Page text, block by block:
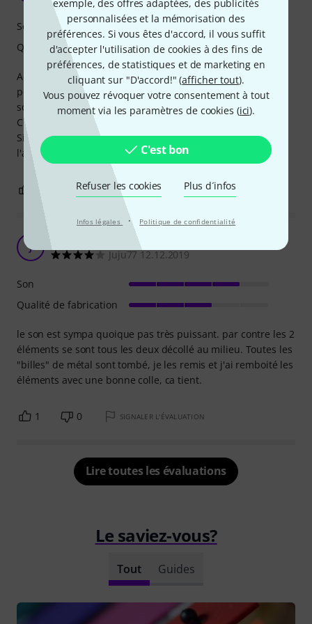
exemple, des offres adaptées, des publicités
personnalisées et la mémorisation des
préférences. Si vous êtes d'accord, il vous suffit
d'accepter l'utilisation de cookies à des fins de
préférences, de statistiques et de marketing en
cliquant sur "D'accord!" (afficher tout).
Vous pouvez révoquer votre consentement à tout
moment via les paramètres de cookies (ici).
C'est bon
Refuser les cookies Plus d´infos
Infos légales · Politique de confidentialité
Acheté en bundle, pour jouer du metal typé latino:
pour cet usage, je prendrai plutôt la version «loud», plus
sonore.
Comme précisé par d'autres: attention aux jointures.
Si vous jouez en acoustique percus/voix, il fera largement
l'affaire.
Son
Qualité de fabrication
0 SIGNALER L'ÉVALUATION
J
Juju77 12.12.2019
le son est sympa quoique pas très puissant. par contre les 2
éléments se sont tous les deux décollé au milieu. Toutes les
"billes" de métal sont tombé, je les remis et j'ai remboité les
éléments avec une bonne colle, ca tient.
Son
Qualité de fabrication
1 0 SIGNALER L'ÉVALUATION
Lire toutes les évaluations
Le saviez-vous?
Tout Guides